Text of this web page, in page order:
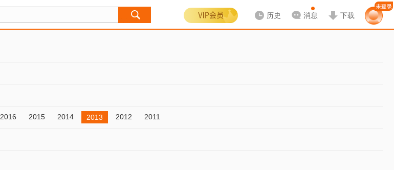
历史 消息 下载
2016 2015 2014 2013 2012 2011